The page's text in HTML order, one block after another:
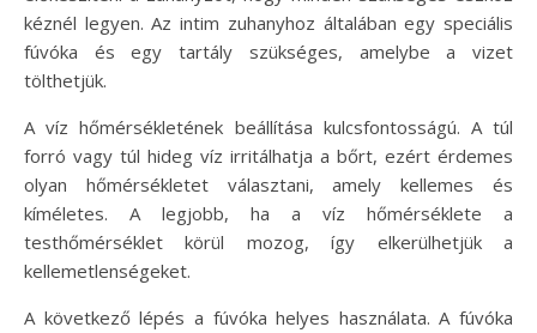
kéznél legyen. Az intim zuhanyhoz általában egy speciális
fúvóka és egy tartály szükséges, amelybe a vizet
tölthetjük.
A víz hőmérsékletének beállítása kulcsfontosságú. A túl
forró vagy túl hideg víz irritálhatja a bőrt, ezért érdemes
olyan hőmérsékletet választani, amely kellemes és
kíméletes. A legjobb, ha a víz hőmérséklete a
testhőmérséklet körül mozog, így elkerülhetjük a
kellemetlenségeket.
A következő lépés a fúvóka helyes használata. A fúvóka